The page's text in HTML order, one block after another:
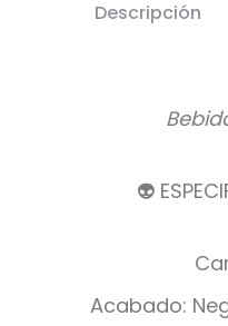
Descripción
👽
Acabado: